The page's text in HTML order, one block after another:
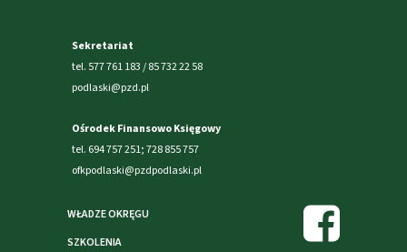
Sekretariat
tel. 577 761 183 / 85 732 22 58
podlaski@pzd.pl
Ośrodek Finansowo Księgowy
tel. 694 757 251; 728 855 757
ofkpodlaski@pzdpodlaski.pl
WŁADZE OKRĘGU
SZKOLENIA